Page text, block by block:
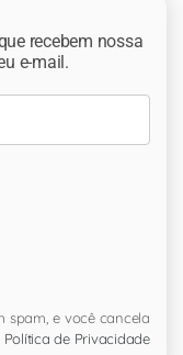
recebem nossa
e-mail.
spam, e você cancela
Política de Privacidade